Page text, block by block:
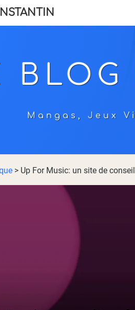
BLOG
Mangas, Jeux
> Up For Music: un site de